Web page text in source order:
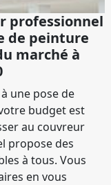
professionnel
de peinture
marché à
une pose de
budget est
au couvreur
propose des
à tous. Vous
en vous